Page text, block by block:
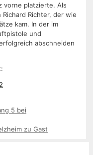
vorne platzierte. Als
Richter, der wie
kam. In der im
und
abschneiden
5 bei
zu Gast